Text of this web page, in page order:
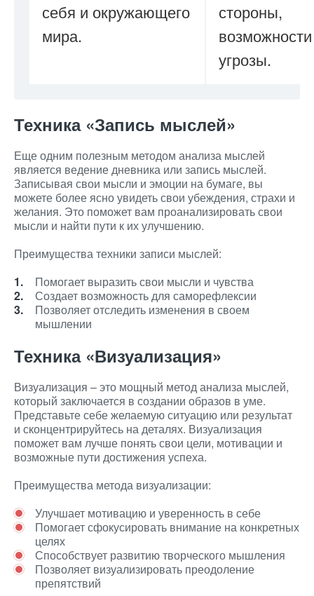
себя и окружающего
мира.
стороны,
угрозы.
Техника «Запись мыслей»
Еще одним полезным методом анализа мыслей
является ведение дневника или запись мыслей.
Записывая свои мысли и эмоции на бумаге, вы
можете более ясно увидеть свои убеждения, страхи и
желания. Это поможет вам проанализировать свои
мысли и найти пути к их улучшению.
Преимущества техники записи мыслей:
Помогает выразить свои мысли и чувства
Создает возможность для саморефлексии
Позволяет отследить изменения в своем
мышлении
Техника «Визуализация»
Визуализация – это мощный метод анализа мыслей,
который заключается в создании образов в уме.
Представьте себе желаемую ситуацию или результат
и сконцентрируйтесь на деталях. Визуализация
поможет вам лучше понять свои цели, мотивации и
возможные пути достижения успеха.
Преимущества метода визуализации:
Улучшает мотивацию и уверенность в себе
Помогает сфокусировать внимание на конкретных
целях
Способствует развитию творческого мышления
Позволяет визуализировать преодоление
препятствий